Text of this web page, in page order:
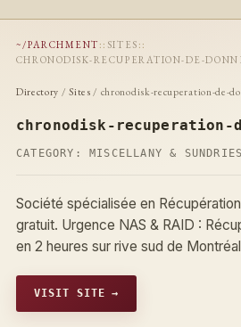
~/PARCHMENT :: SITES ::
CHRONODISK-RECUPERATION-DE-
Directory /Sites / chronodisk-recuperation-de-
chronodisk-recuperation-
CATEGORY: MISCELLANY & SUNDRIES
Société spécialisée en
gratuit. Urgence NAS & RAID :
en 2 heures sur rive sud de
VISIT SITE →